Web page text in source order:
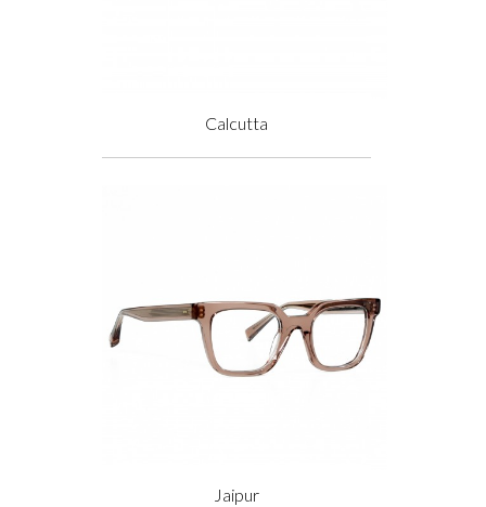
Calcutta
Prix
Jaipur